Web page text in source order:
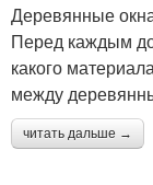
Деревянные
Перед каждым
какого
между
читать дальше →